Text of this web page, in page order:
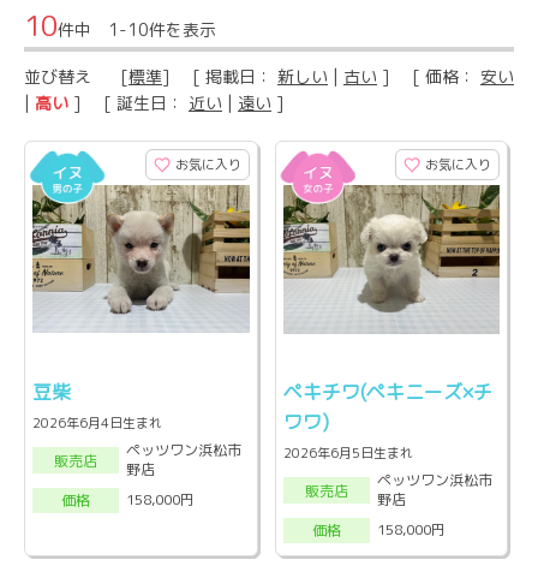
10件中 1-10件を表示
並び替え [標準] [ 掲載日： 新しい | 古い ] [ 価格： 安い
| 高い ] [ 誕生日： 近い | 遠い ]
お気に入り
豆柴
2026年6月4日生まれ
販売店
ペッツワン浜松市
野店
価格
158,000円
お気に入り
ペキチワ(ペキニーズ×チ
ワワ)
2026年6月5日生まれ
販売店
ペッツワン浜松市
野店
価格
158,000円